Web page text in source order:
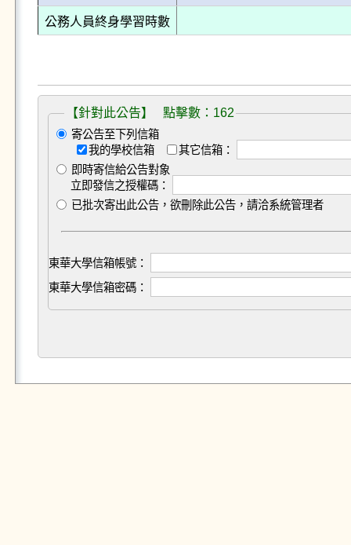
公務人員終身學習時數
【針對此公告】 點擊數：162
寄公告至下列信箱
我的學校信箱
其它信箱：
即時寄信給公告對象
立即發信之授權碼：
已批次寄出此公告，欲刪除此公告，請洽系統管理者
東華大學信箱帳號：
東華大學信箱密碼：